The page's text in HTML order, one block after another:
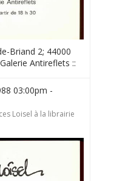
Briand 2; 44000
Antireflets ::
03:00pm -
Loisel à la librairie